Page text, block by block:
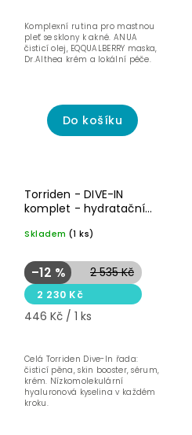
Do košíku
Komplexní rutina pro mastnou
pleť se sklony k akné. ANUA
čisticí olej, EQQUALBERRY maska,
Dr.Althea krém a lokální péče.
Pro suchou
pleť 💦
Torriden - DIVE-IN
komplet - hydratační
hyaluronovou
Skladem (1 ks)
2 535 Kč
–12 %
2 230 Kč
446 Kč / 1 ks
Celá Torriden Dive-In řada:
čisticí pěna, skin booster, sérum,
krém. Nízkomolekulární
hyaluronová kyselina v každém
kroku.